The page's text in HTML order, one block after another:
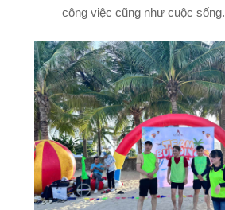
công việc cũng như cuộc sống.